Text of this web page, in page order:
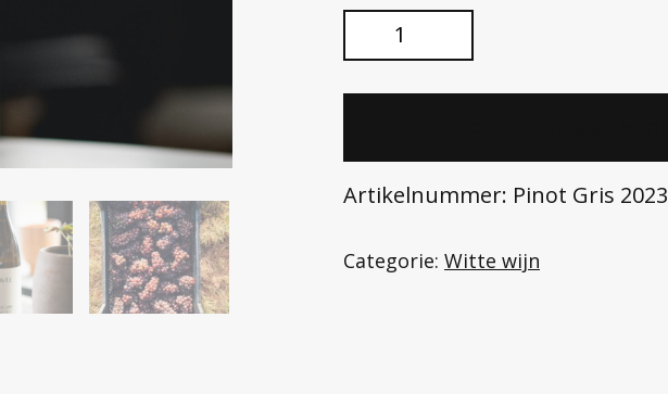
Pinot
Gris
2023
Artikelnummer: Pinot Gris 2023
Categorie: Witte wijn